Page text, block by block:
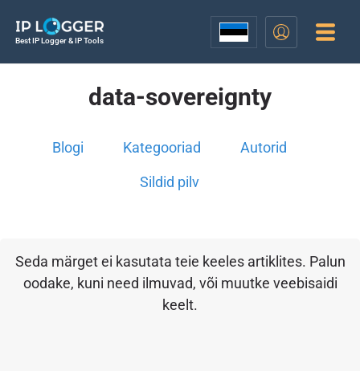
Best IP Logger & IP Tools
data-sovereignty
Blogi Kategooriad Autorid
Sildid pilv